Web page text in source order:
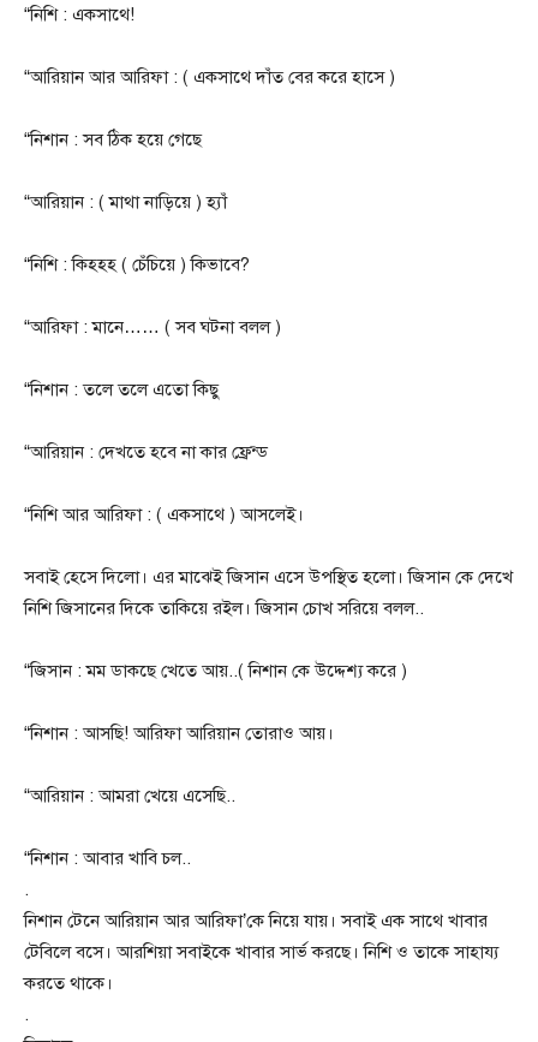
“নিশি : একসাথে!
“আরিয়ান আর আরিফা : ( একসাথে দাঁত বের করে হাসে )
“নিশান : সব ঠিক হয়ে গেছে
“আরিয়ান : ( মাথা নাড়িয়ে ) হ্যাঁ
“নিশি : কিহহহ ( চেঁচিয়ে ) কিভাবে?
“আরিফা : মানে…… ( সব ঘটনা বলল )
“নিশান : তলে তলে এতো কিছু
“আরিয়ান : দেখতে হবে না কার ফ্রেন্ড
“নিশি আর আরিফা : ( একসাথে ) আসলেই।
সবাই হেসে দিলো। এর মাঝেই জিসান এসে উপস্থিত হলো। জিসান কে দেখে
নিশি জিসানের দিকে তাকিয়ে রইল। জিসান চোখ সরিয়ে বলল..
“জিসান : মম ডাকছে খেতে আয়..( নিশান কে উদ্দেশ্য করে )
“নিশান : আসছি! আরিফা আরিয়ান তোরাও আয়।
“আরিয়ান : আমরা খেয়ে এসেছি..
“নিশান : আবার খাবি চল..
.
নিশান টেনে আরিয়ান আর আরিফা’কে নিয়ে যায়। সবাই এক সাথে খাবার
টেবিলে বসে। আরশিয়া সবাইকে খাবার সার্ভ করছে। নিশি ও তাকে সাহায্য
করতে থাকে।‌
.